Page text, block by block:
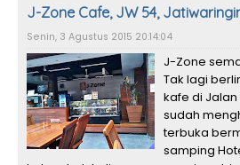
J-Zone Cafe, JW 54,
Senin, 3 Agustus 2015 20:14:04
J-Zone
Tak lagi
kafe di Jalan
sudah
terbuka
samping